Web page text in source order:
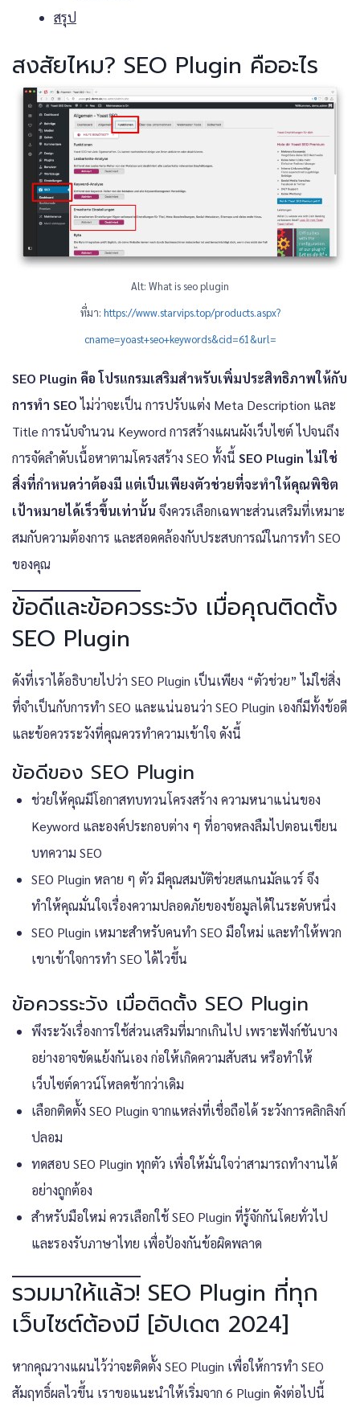
สรุป
สงสัยไหม? SEO Plugin คืออะไร
Alt: What is seo plugin
ที่มา: https://www.starvips.top/products.aspx?
cname=yoast+seo+keywords&cid=61&url=
SEO Plugin คือ โปรแกรมเสริมสำหรับเพิ่มประสิทธิภาพให้กับ
การทำ SEOไม่ว่าจะเป็น การปรับแต่ง Meta Description และ
Title การนับจำนวน Keyword การสร้างแผนผังเว็บไซต์ ไปจนถึง
การจัดลำดับเนื้อหาตามโครงสร้าง SEO ทั้งนี้ SEO Plugin ไม่ใช่
สิ่งที่กำหนดว่าต้องมี แต่เป็นเพียงตัวช่วยที่จะทำให้คุณพิชิต
เป้าหมายได้เร็วขึ้นเท่านั้น จึงควรเลือกเฉพาะส่วนเสริมที่เหมาะ
สมกับความต้องการ และสอดคล้องกับประสบการณ์ในการทำ SEO
ของคุณ
ข้อดีและข้อควรระวัง เมื่อคุณติดตั้ง
SEO Plugin
ดังที่เราได้อธิบายไปว่า SEO Plugin เป็นเพียง “ตัวช่วย” ไม่ใช่สิ่ง
ที่จำเป็นกับการทำ SEO และแน่นอนว่า SEO Plugin เองก็มีทั้งข้อดี
และข้อควรระวังที่คุณควรทำความเข้าใจ ดังนี้
ข้อดีของ SEO Plugin
ช่วยให้คุณมีโอกาสทบทวนโครงสร้าง ความหนาแน่นของ
Keyword และองค์ประกอบต่าง ๆ ที่อาจหลงลืมไปตอนเขียน
บทความ SEO
SEO Plugin หลาย ๆ ตัว มีคุณสมบัติช่วยสแกนมัลแวร์ จึง
ทำให้คุณมั่นใจเรื่องความปลอดภัยของข้อมูลได้ในระดับหนึ่ง
SEO Plugin เหมาะสำหรับคนทำ SEO มือใหม่ และทำให้พวก
เขาเข้าใจการทำ SEO ได้ไวขึ้น
ข้อควรระวัง เมื่อติดตั้ง SEO Plugin
พึงระวังเรื่องการใช้ส่วนเสริมที่มากเกินไป เพราะฟังก์ชันบาง
อย่างอาจขัดแย้งกันเอง ก่อให้เกิดความสับสน หรือทำให้
เว็บไซต์ดาวน์โหลดช้ากว่าเดิม
เลือกติดตั้ง SEO Plugin จากแหล่งที่เชื่อถือได้ ระวังการคลิกลิงก์
ปลอม
ทดสอบ SEO Plugin ทุกตัว เพื่อให้มั่นใจว่าสามารถทำงานได้
อย่างถูกต้อง
สำหรับมือใหม่ ควรเลือกใช้ SEO Plugin ที่รู้จักกันโดยทั่วไป
และรองรับภาษาไทย เพื่อป้องกันข้อผิดพลาด
รวมมาให้แล้ว! SEO Plugin ที่ทุก
เว็บไซต์ต้องมี [อัปเดต 2024]
หากคุณวางแผนไว้ว่าจะติดตั้ง SEO Plugin เพื่อให้การทำ SEO
สัมฤทธิ์ผลไวขึ้น เราขอแนะนำให้เริ่มจาก 6 Plugin ดังต่อไปนี้